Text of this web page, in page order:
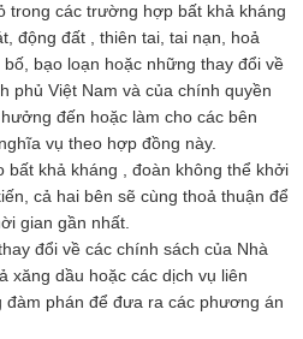
trong các trường hợp bất khả kháng
động đất , thiên tai, tai nạn, hoả
bạo loạn hoặc những thay đổi về
phủ Việt Nam và của chính quyền
đến hoặc làm cho các bên
vụ theo hợp đồng này.
bất khả kháng , đoàn không thể khởi
cả hai bên sẽ cùng thoả thuận để
gian gần nhất.
đổi về các chính sách của Nhà
xăng dầu hoặc các dịch vụ liên
đàm phán để đưa ra các phương án